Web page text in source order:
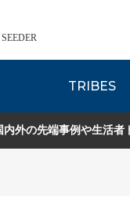
TRIBES
Zsレポート
種データのご紹介
内外の先端事例や生活者